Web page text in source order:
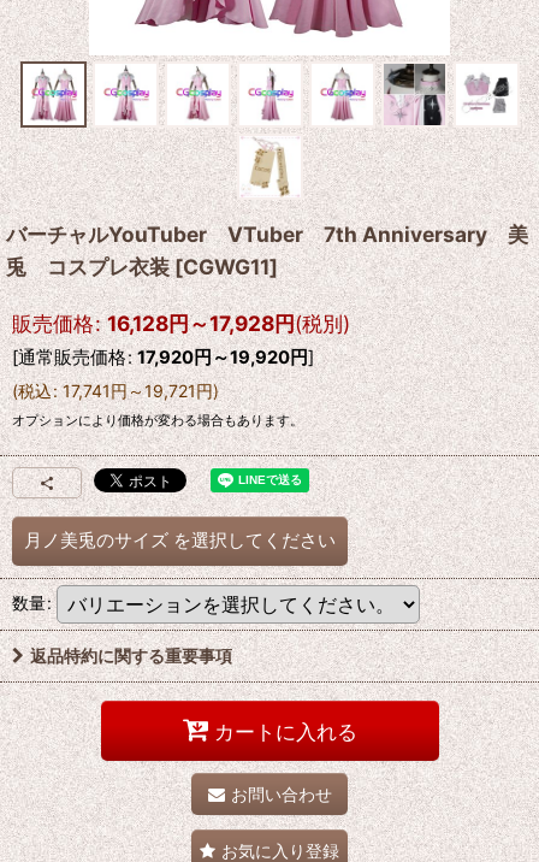
バーチャルYouTuber VTuber 7th Anniversary 美
兎 コスプレ衣装[CGWG11]
販売価格: 16,128円～17,928円(税別)
[通常販売価格: 17,920円～19,920円]
(税込: 17,741円～19,721円)
オプションにより価格が変わる場合もあります。
月ノ美兎のサイズ を選択してください
数量:
返品特約に関する重要事項
カートに入れる
お問い合わせ
お気に入り登録